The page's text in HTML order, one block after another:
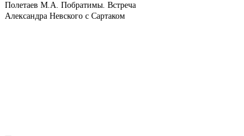
Полетаев М.А. Побратимы. Встреча
Александра Невского с Сартаком